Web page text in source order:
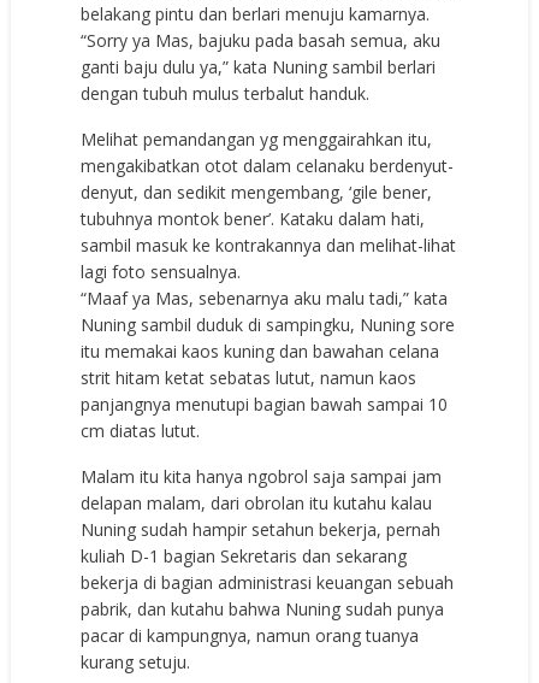
belakang pintu dan berlari menuju kamarnya.
“Sorry ya Mas, bajuku pada basah semua, aku
ganti baju dulu ya,” kata Nuning sambil berlari
dengan tubuh mulus terbalut handuk.
Melihat pemandangan yg menggairahkan itu,
mengakibatkan otot dalam celanaku berdenyut-
denyut, dan sedikit mengembang, ‘gile bener,
tubuhnya montok bener’. Kataku dalam hati,
sambil masuk ke kontrakannya dan melihat-lihat
lagi foto sensualnya.
“Maaf ya Mas, sebenarnya aku malu tadi,” kata
Nuning sambil duduk di sampingku, Nuning sore
itu memakai kaos kuning dan bawahan celana
strit hitam ketat sebatas lutut, namun kaos
panjangnya menutupi bagian bawah sampai 10
cm diatas lutut.
Malam itu kita hanya ngobrol saja sampai jam
delapan malam, dari obrolan itu kutahu kalau
Nuning sudah hampir setahun bekerja, pernah
kuliah D-1 bagian Sekretaris dan sekarang
bekerja di bagian administrasi keuangan sebuah
pabrik, dan kutahu bahwa Nuning sudah punya
pacar di kampungnya, namun orang tuanya
kurang setuju.